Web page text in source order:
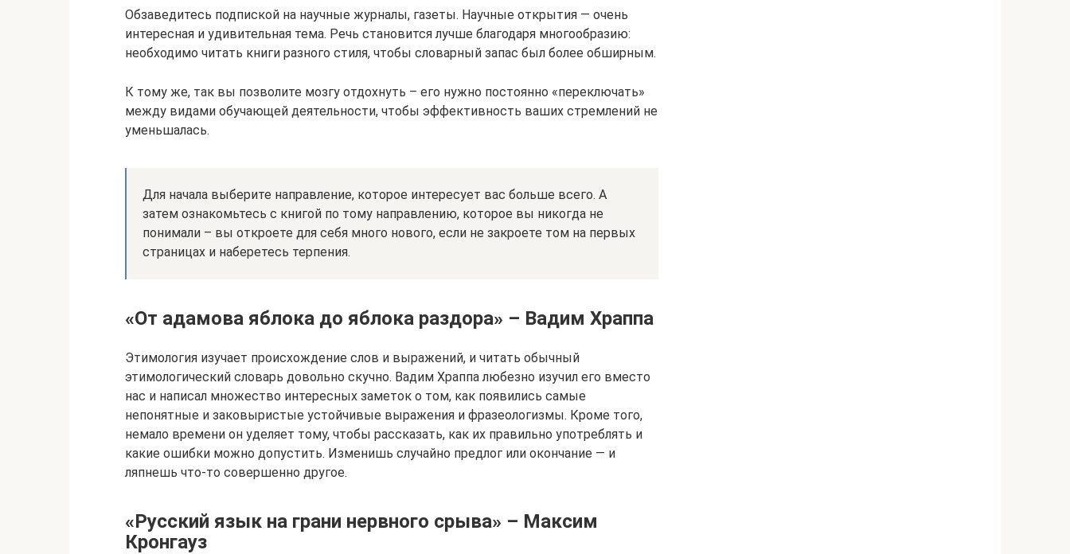
Обзаведитесь подпиской на научные журналы, газеты. Научные открытия — очень
интересная и удивительная тема. Речь становится лучше благодаря многообразию:
необходимо читать книги разного стиля, чтобы словарный запас был более обширным.
К тому же, так вы позволите мозгу отдохнуть – его нужно постоянно «переключать»
между видами обучающей деятельности, чтобы эффективность ваших стремлений не
уменьшалась.
Для начала выберите направление, которое интересует вас больше всего. А
затем ознакомьтесь с книгой по тому направлению, которое вы никогда не
понимали – вы откроете для себя много нового, если не закроете том на первых
страницах и наберетесь терпения.
«От адамова яблока до яблока раздора» – Вадим Храппа
Этимология изучает происхождение слов и выражений, и читать обычный
этимологический словарь довольно скучно. Вадим Храппа любезно изучил его вместо
нас и написал множество интересных заметок о том, как появились самые
непонятные и заковыристые устойчивые выражения и фразеологизмы. Кроме того,
немало времени он уделяет тому, чтобы рассказать, как их правильно употреблять и
какие ошибки можно допустить. Изменишь случайно предлог или окончание — и
ляпнешь что-то совершенно другое.
«Русский язык на грани нервного срыва» – Максим
Кронгауз